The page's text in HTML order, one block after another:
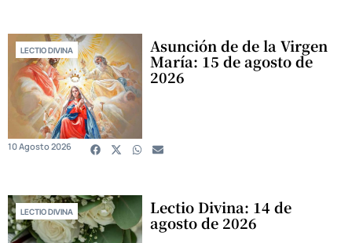
LECTIO DIVINA Asunción de de la Virgen
María: 15 de agosto de
2026
10 Agosto 2026
LECTIO DIVINA Lectio Divina: 14 de
agosto de 2026